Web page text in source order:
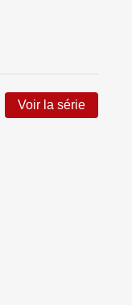
Voir la série